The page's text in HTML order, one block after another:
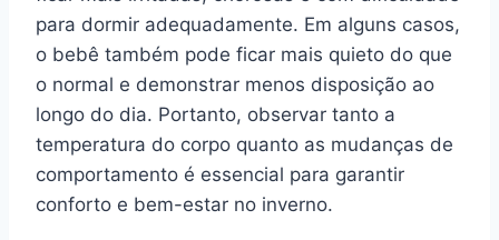
para dormir adequadamente. Em alguns casos,
o bebê também pode ficar mais quieto do que
o normal e demonstrar menos disposição ao
longo do dia. Portanto, observar tanto a
temperatura do corpo quanto as mudanças de
comportamento é essencial para garantir
conforto e bem-estar no inverno.